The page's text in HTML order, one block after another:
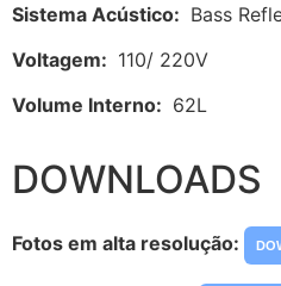
Sistema Acústico: Bass
Voltagem: 110/ 220V
Volume Interno: 62L
DOWNLOADS
Fotos em alta resolução: